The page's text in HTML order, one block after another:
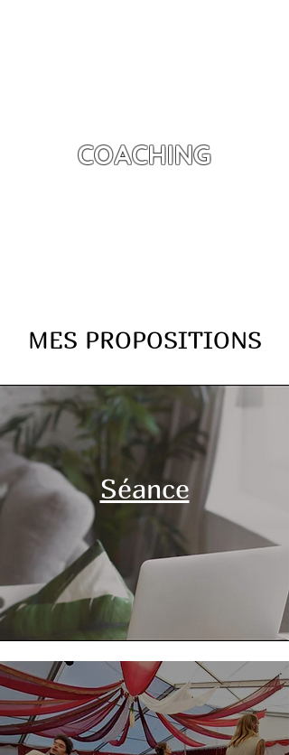
COACHING
MES PROPOSITIONS
Séance